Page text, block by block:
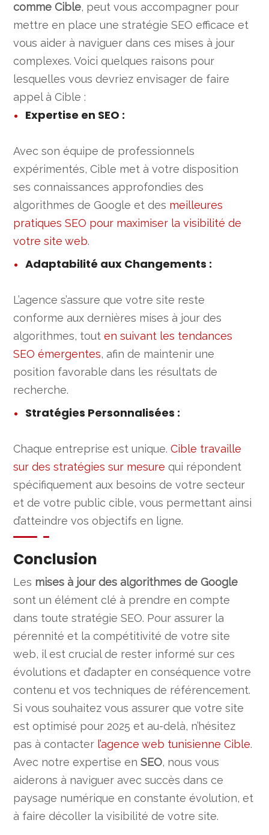
comme Cible, peut vous accompagner pour
mettre en place une stratégie SEO efficace et
vous aider à naviguer dans ces mises à jour
complexes. Voici quelques raisons pour
lesquelles vous devriez envisager de faire
appel à Cible :
Expertise en SEO :
Avec son équipe de professionnels
expérimentés, Cible met à votre disposition
ses connaissances approfondies des
algorithmes de Google et des meilleures
pratiques SEO pour maximiser la visibilité de
votre site web.
Adaptabilité aux Changements :
L’agence s’assure que votre site reste
conforme aux dernières mises à jour des
algorithmes, touten suivant les tendances
SEO émergentes, afin de maintenir une
position favorable dans les résultats de
recherche.
Stratégies Personnalisées :
Chaque entreprise est unique.Cible travaille
sur des stratégies sur mesure qui répondent
spécifiquement aux besoins de votre secteur
et de votre public cible, vous permettant ainsi
d’atteindre vos objectifs en ligne.
Conclusion
Les mises à jour des algorithmes de Google
sont un élément clé à prendre en compte
dans toute stratégie SEO. Pour assurer la
pérennité et la compétitivité de votre site
web, il est crucial de rester informé sur ces
évolutions et d’adapter en conséquence votre
contenu et vos techniques de référencement.
Si vous souhaitez vous assurer que votre site
est optimisé pour 2025 et au-delà, n’hésitez
pas à contacter l’agence web tunisienne Cible.
Avec notre expertise enSEO, nous vous
aiderons à naviguer avec succès dans ce
paysage numérique en constante évolution, et
à faire décoller la visibilité de votre site.